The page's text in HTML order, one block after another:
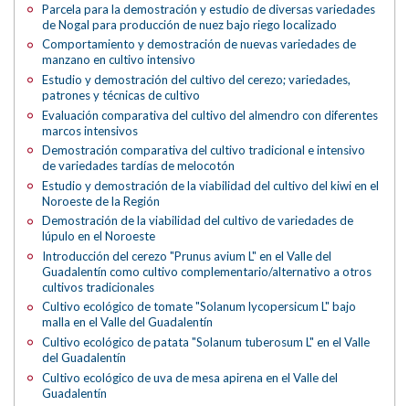
Parcela para la demostración y estudio de diversas variedades
de Nogal para producción de nuez bajo riego localizado
Comportamiento y demostración de nuevas variedades de
manzano en cultivo intensivo
Estudio y demostración del cultivo del cerezo; variedades,
patrones y técnicas de cultivo
Evaluación comparativa del cultivo del almendro con diferentes
marcos intensivos
Demostración comparativa del cultivo tradicional e intensivo
de variedades tardías de melocotón
Estudio y demostración de la viabilidad del cultivo del kiwi en el
Noroeste de la Región
Demostración de la viabilidad del cultivo de variedades de
lúpulo en el Noroeste
Introducción del cerezo "Prunus avium L" en el Valle del
Guadalentín como cultivo complementario/alternativo a otros
cultivos tradicionales
Cultivo ecológico de tomate "Solanum lycopersicum L" bajo
malla en el Valle del Guadalentín
Cultivo ecológico de patata "Solanum tuberosum L" en el Valle
del Guadalentín
Cultivo ecológico de uva de mesa apirena en el Valle del
Guadalentín